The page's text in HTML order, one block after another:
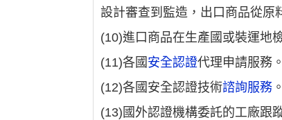
設計審查到監造，出口商品從原
(10)進口商品在生產國或裝運地
(11)各國 安全認證代理申請服務。
(12)各國安全認證技術諮詢服務 。
(13)國外認證機構委託的工廠跟